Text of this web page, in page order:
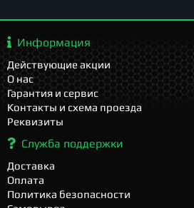
Информация
Действующие акции
О нас
Гарантия и сервис
Контакты и схема проезда
Реквизиты
Служба поддержки
Доставка
Оплата
Политика безопасности